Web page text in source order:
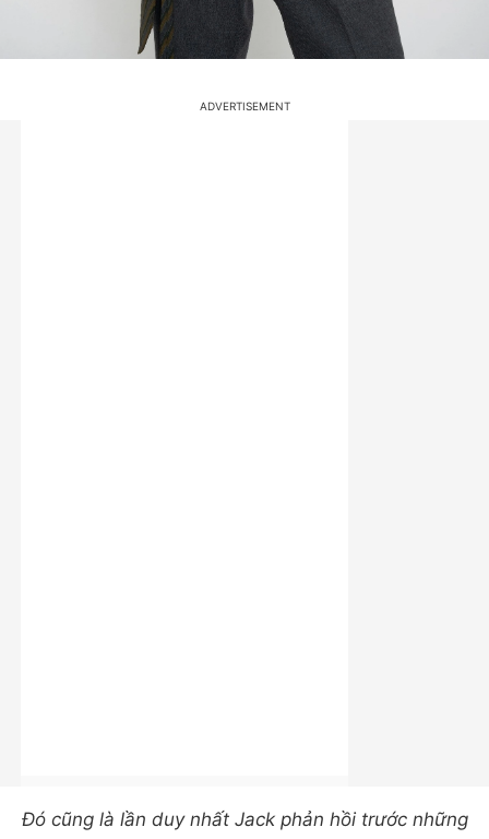
Đó cũng là lần duy nhất Jack phản hồi trước những